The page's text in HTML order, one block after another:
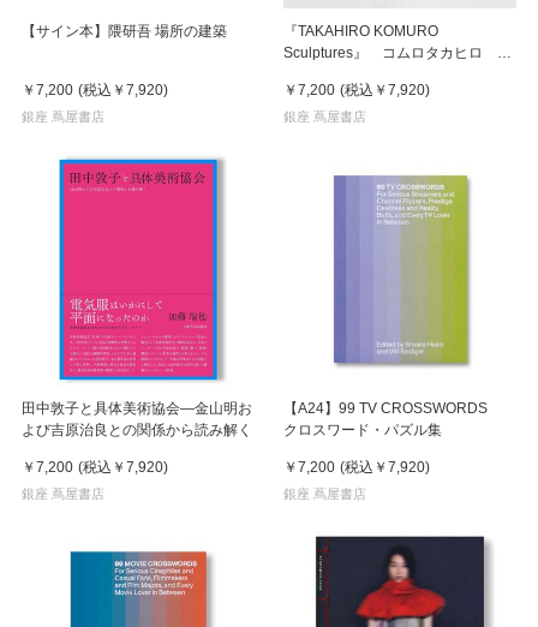
【サイン本】隈研吾 場所の建築
￥7,200 (税込 ￥7,920)
銀座 蔦屋書店
『TAKAHIRO KOMURO
Sculptures』 コムロタカヒロ 作
￥7,200 (税込 ￥7,920)
銀座 蔦屋書店
田中敦子と具体美術協会―金山明お
よび吉原治良との関係から読み解く
￥7,200 (税込 ￥7,920)
銀座 蔦屋書店
【A24】99 TV CROSSWORDS
クロスワード・パズル集
￥7,200 (税込 ￥7,920)
銀座 蔦屋書店